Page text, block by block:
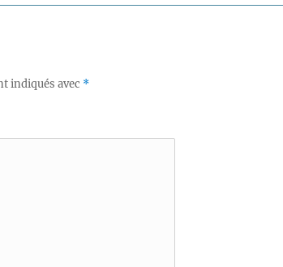
indiqués avec *